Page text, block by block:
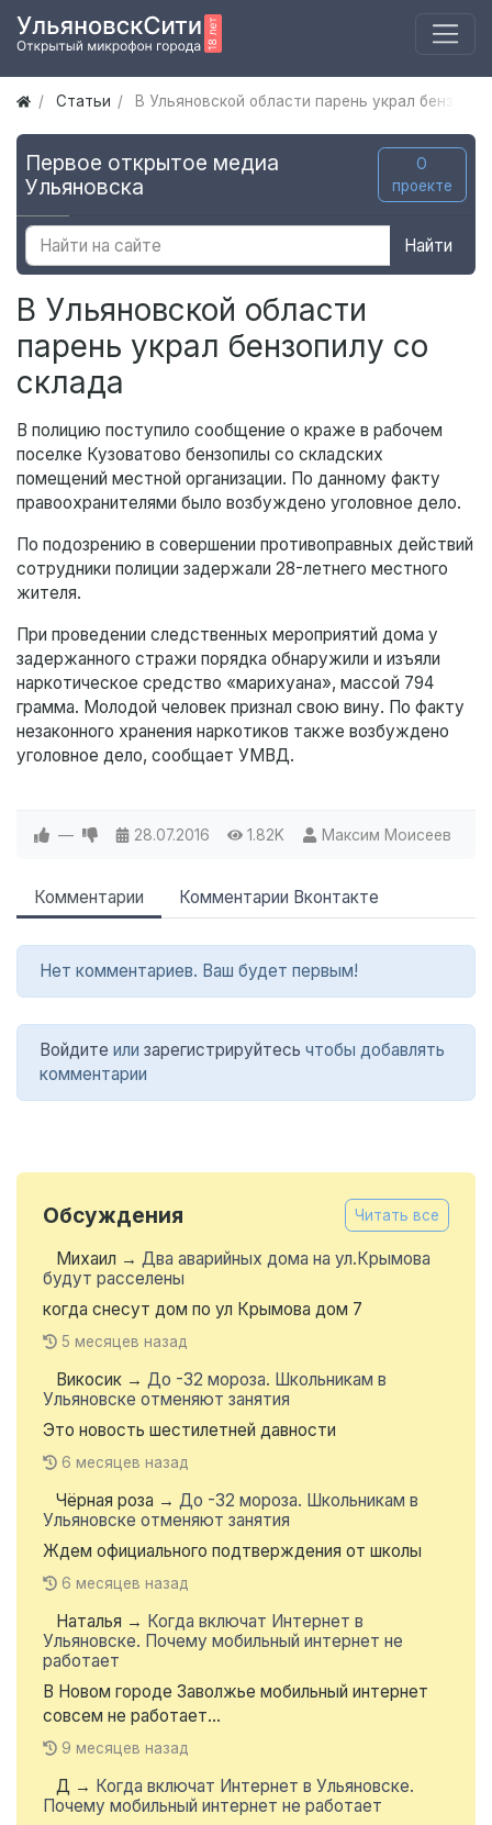
Статьи В Ульяновской области парень украл
Первое открытое медиа
Ульяновска
О
проекте
Найти
В Ульяновской области
парень украл бензопилу со
склада
В полицию поступило сообщение о краже в рабочем
поселке Кузоватово бензопилы со складских
помещений местной организации. По данному факту
правоохранителями было возбуждено уголовное дело.
По подозрению в совершении противоправных действий
сотрудники полиции задержали 28-летнего местного
жителя.
При проведении следственных мероприятий дома у
задержанного стражи порядка обнаружили и изъяли
наркотическое средство «марихуана», массой 794
грамма. Молодой человек признал свою вину. По факту
незаконного хранения наркотиков также возбуждено
уголовное дело, сообщает УМВД.
— 28.07.2016 1.82K Максим Моисеев
Комментарии Комментарии Вконтакте
Нет комментариев. Ваш будет первым!
Войдите или зарегистрируйтесь чтобы добавлять
комментарии
Обсуждения Читать все
Михаил → Два аварийных дома на ул.Крымова
будут расселены
когда снесут дом по ул Крымова дом 7
5 месяцев назад
Викосик → До -32 мороза. Школьникам в
Ульяновске отменяют занятия
Это новость шестилетней давности
6 месяцев назад
Чёрная роза → До -32 мороза. Школьникам в
Ульяновске отменяют занятия
Ждем официального подтверждения от школы
6 месяцев назад
Наталья → Когда включат Интернет в
Ульяновске. Почему мобильный интернет не
работает
В Новом городе Заволжье мобильный интернет
совсем не работает...
9 месяцев назад
Д → Когда включат Интернет в Ульяновске.
Почему мобильный интернет не работает